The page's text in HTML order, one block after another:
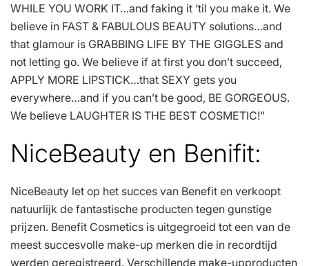
WHILE YOU WORK IT…and faking it ‘til you make it. We
believe in FAST & FABULOUS BEAUTY solutions…and
that glamour is GRABBING LIFE BY THE GIGGLES and
not letting go. We believe if at first you don’t succeed,
APPLY MORE LIPSTICK…that SEXY gets you
everywhere…and if you can’t be good, BE GORGEOUS.
We believe LAUGHTER IS THE BEST COSMETIC!”
NiceBeauty en Benifit:
NiceBeauty let op het succes van Benefit en verkoopt
natuurlijk de fantastische producten tegen gunstige
prijzen. Benefit Cosmetics is uitgegroeid tot een van de
meest succesvolle make-up merken die in recordtijd
werden geregistreerd. Verschillende make-upproducten